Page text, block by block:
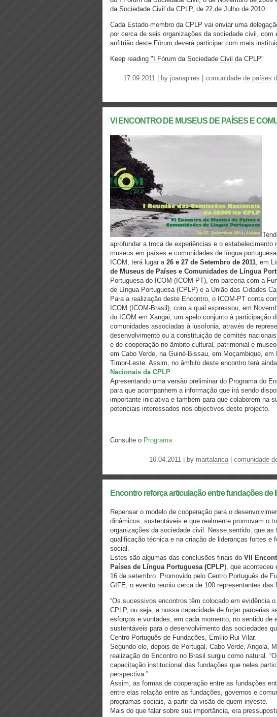
da Sociedade Civil da CPLP, de 22 de Julho de 2010.
Cada Estado-membro da CPLP vai enviar uma
por cerca de seis organizações da sociedade civil, com
anfitrião deste Fórum deverá participar com mais
Keep reading "I Fórum da Sociedade Civil da CPLP"
17.09.2011 | by joanapires comunidade de países
VI ENCONTRO DE MUSEUS DE PAÍSES E
aprofundar a troca de experiências e o estabelecimento
museus em países e comunidades de língua
ICOM, terá lugar a 26 e 27 de Setembro de 2011, em
de Museus de Países e Comunidades de Língua
Portuguesa do ICOM (ICOM-PT), em parceria com a
de Língua Portuguesa (CPLP) e a União das Cidades
Para a realização deste Encontro, o ICOM-PT conta
ICOM (ICOM-Brasil), com a qual expressou, em
do ICOM em Xangai, um apelo conjunto à participação
comunidades associadas à lusofonia, através de
desenvolvimento ou a constituição de comités
e de cooperação no âmbito cultural, patrimonial e
em Cabo Verde, na Guiné-Bissau, em Moçambique,
Timor-Leste. Assim, no âmbito deste encontro terá
Nacionais da CPLP.
Apresentando uma versão preliminar do Programa do
para que acompanhem a informação que irá sendo
importante iniciativa e também para que colaborem na
potenciais interessados nos objectivos deste projecto.
Consulte o Programa
16.04.2011 | by martalanca| comunidade
Encontro reforça articulação entre fundações de
Repensar o modelo de cooperação para o
dinâmicos, sustentáveis e que realmente promovam o
organizações da sociedade civil. Nesse sentido, que
qualificação técnica e na criação de lideranças fortes e
social.
Estes são algumas das conclusões finais do VII
Países de Língua Portuguesa (CPLP), que aconteceu
16 de setembro. Promovido pelo Centro Português de
GIFE, o evento reuniu cerca de 100 representantes
“Os sucessivos encontros têm colocado em evidência
CPLP, ou seja, a nossa capacidade de forjar parcerias
esforços e vontades, em cada momento, no sentido de
sustentáveis para o desenvolvimento das sociedades
Centro Português de Fundações, Emílio Rui Vilar.
Segundo ele, depois de Portugal, Cabo Verde, Angola,
realização do Encontro no Brasil surgiu como natural.
capacitação institucional das fundações que neles
perspectiva.”
Assim, as formas de cooperação entre as fundações
entre elas relação entre as fundações, governos e
programas sociais, a partir da visão de quem investe.
Mais do que falar sobre sua importância, era